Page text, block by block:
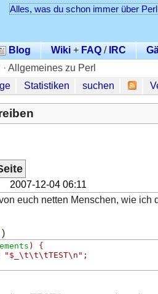
Alles, was du schon immer über
Blog Wiki+ FAQ /IRC
· Allgemeines zu Perl
Statistiken suchen
2007-12-04 06:11
euch netten Menschen, wie
)
)
{
"$_\t\t\tTEST\n" ;